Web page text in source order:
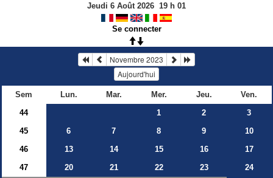
Jeudi 6 Août 2026 19 h 01
Se connecter
Novembre 2023
Aujourd'hui
Sem Lun. Mar. Mer. Jeu.
Ven.
44
1 2
3
45
6 7 8 9
10
46
13 14 15 16
17
47
20 21 22 23
24